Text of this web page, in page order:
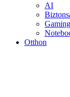
AI
Gaming
Otthon